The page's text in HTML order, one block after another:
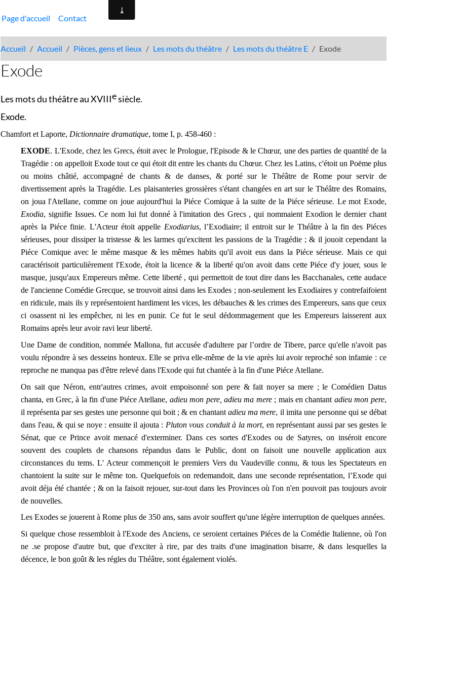
Page d'accueil Contact
Accueil Accueil Pièces, gens et lieux Les mots du théâtre Les mots du théâtre E Exode
Exode
Les mots du théâtre au XVIIIesiècle.
Exode.
Chamfort et Laporte, Dictionnaire dramatique, tome I, p. 458-460 :
EXODE. L'Exode, chez les Grecs, étoit avec le Prologue, l'Episode & le Chœur, une des parties de quantité de la
Tragédie : on appelloit Exode tout ce qui étoit dit entre les chants du Chœur. Chez les Latins, c'étoit un Poëme plus
ou moins châtié, accompagné de chants & de danses, & porté sur le Théâtre de Rome pour servir de
divertissement après la Tragédie. Les plaisanteries grossières s'étant changées en art sur le Théâtre des Romains,
on joua l'Atellane, comme on joue aujourd'hui la Piéce Comique à la suite de la Piéce sérieuse. Le mot Exode,
Exodia, signifie Issues. Ce nom lui fut donné à l'imitation des Grecs , qui nommaient Exodion le dernier chant
après la Piéce finie. L'Acteur étoit appelle Exodiarius, l’Exodiaire; il entroit sur le Théâtre à la fin des Piéces
sérieuses, pour dissiper la tristesse & les larmes qu'excitent les passions de la Tragédie ; & il jouoit cependant la
Piéce Comique avec le même masque & les mêmes habits qu'il avoit eus dans la Piéce sérieuse. Mais ce qui
caractérisoit particulièrement l'Exode, étoit la licence & la liberté qu'on avoit dans cette Piéce d'y jouer, sous le
masque, jusqu'aux Empereurs même. Cette liberté , qui permettoit de tout dire dans les Bacchanales, cette audace
de l'ancienne Comédie Grecque, se trouvoit ainsi dans les Exodes ; non-seulement les Exodiaires y contrefaifoient
en ridicule, mais ils y représentoient hardiment les vices, les débauches & les crimes des Empereurs, sans que ceux
ci osassent ni les empêcher, ni les en punir. Ce fut le seul dédommagement que les Empereurs laisserent aux
Romains après leur avoir ravi leur liberté.
Une Dame de condition, nommée Mallona, fut accusée d'adultere par l’ordre de Tibere, parce qu'elle n'avoit pas
voulu répondre à ses desseins honteux. Elle se priva elle-même de la vie après lui avoir reproché son infamie : ce
reproche ne manqua pas d'être relevé dans l'Exode qui fut chantée à la fin d'une Piéce Atellane.
On sait que Néron, entr'autres crimes, avoit empoisonné son pere & fait noyer sa mere ; le Comédien Datus
chanta, en Grec, à la fin d'une Piéce Atellane, adieu mon pere, adieu ma mere ; mais en chantant adieu mon pere,
il représenta par ses gestes une personne qui boit ; & en chantantadieu ma mere, il imita une personne qui se débat
dans l'eau, & qui se noye : ensuite il ajouta : Pluton vous conduit à la mort, en représentant aussi par ses gestes le
Sénat, que ce Prince avoit menacé d'exterminer. Dans ces sortes d'Exodes ou de Satyres, on inséroit encore
souvent des couplets de chansons répandus dans le Public, dont on faisoit une nouvelle application aux
circonstances du tems. L' Acteur commençoit le premiers Vers du Vaudeville connu, & tous les Spectateurs en
chantoient la suite sur le même ton. Quelquefois on redemandoit, dans une seconde représentation, l’Exode qui
avoit déja été chantée ; & on la faisoit rejouer, sur-tout dans les Provinces où l'on n'en pouvoit pas toujours avoir
de nouvelles.
Les Exodes se jouerent à Rome plus de 350 ans, sans avoir souffert qu'une légère interruption de quelques années.
Si quelque chose ressembloit à l'Exode des Anciens, ce seroient certaines Piéces de la Comédie Italienne, où l'on
ne .se propose d'autre but, que d'exciter à rire, par des traits d'une imagination bisarre, & dans lesquelles la
décence, le bon goût & les régles du Théâtre, sont également violés.